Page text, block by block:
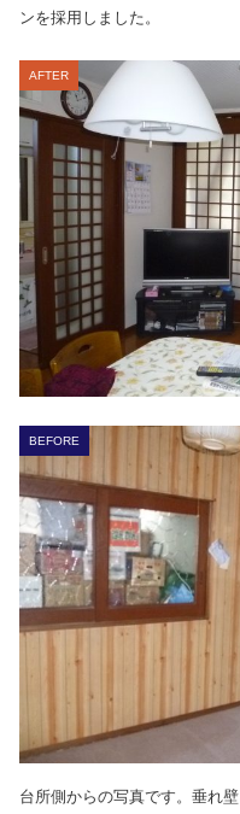
ンを採用しました。
AFTER
BEFORE
台所側からの写真です。垂れ